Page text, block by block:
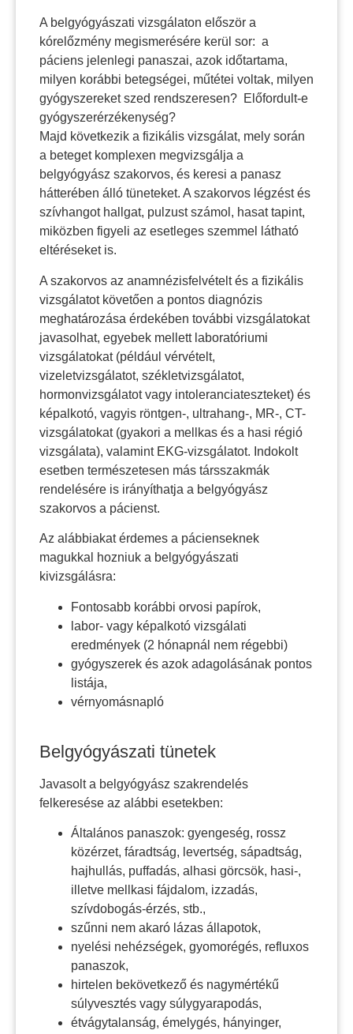
A belgyógyászati vizsgálaton először a
kórelőzmény megismerésére kerül sor: a
páciens jelenlegi panaszai, azok időtartama,
milyen korábbi betegségei, műtétei voltak, milyen
gyógyszereket szed rendszeresen? Előfordult-e
gyógyszerérzékenység?
Majd következik a fizikális vizsgálat, mely során
a beteget komplexen megvizsgálja a
belgyógyász szakorvos, és keresi a panasz
hátterében álló tüneteket. A szakorvos légzést és
szívhangot hallgat, pulzust számol, hasat tapint,
miközben figyeli az esetleges szemmel látható
eltéréseket is.
A szakorvos az anamnézisfelvételt és a fizikális
vizsgálatot követően a pontos diagnózis
meghatározása érdekében további vizsgálatokat
javasolhat, egyebek mellett laboratóriumi
vizsgálatokat (például vérvételt,
vizeletvizsgálatot, székletvizsgálatot,
hormonvizsgálatot vagy intoleranciateszteket) és
képalkotó, vagyis röntgen-, ultrahang-, MR-, CT-
vizsgálatokat (gyakori a mellkas és a hasi régió
vizsgálata), valamint EKG-vizsgálatot. Indokolt
esetben természetesen más társszakmák
rendelésére is irányíthatja a belgyógyász
szakorvos a pácienst.
Az alábbiakat érdemes a pácienseknek
magukkal hozniuk a belgyógyászati
kivizsgálásra:
Fontosabb korábbi orvosi papírok,
labor- vagy képalkotó vizsgálati
eredmények (2 hónapnál nem régebbi)
gyógyszerek és azok adagolásának pontos
listája,
vérnyomásnapló
Belgyógyászati tünetek
Javasolt a belgyógyász szakrendelés
felkeresése az alábbi esetekben:
Általános panaszok: gyengeség, rossz
közérzet, fáradtság, levertség, sápadtság,
hajhullás, puffadás, alhasi görcsök, hasi-,
illetve mellkasi fájdalom, izzadás,
szívdobogás-érzés, stb.,
szűnni nem akaró lázas állapotok,
nyelési nehézségek, gyomorégés, refluxos
panaszok,
hirtelen bekövetkező és nagymértékű
súlyvesztés vagy súlygyarapodás,
étvágytalanság, émelygés, hányinger,